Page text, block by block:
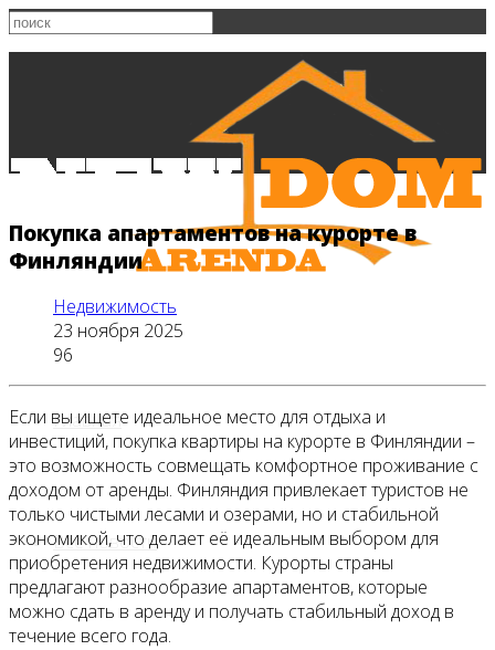
Главная
Все новости
Покупка апартаментов на курорте в
Финляндии
Недвижимость
23 ноября 2025
96
Если вы ищете идеальное место для отдыха и
инвестиций, покупка квартиры на курорте в Финляндии –
это возможность совмещать комфортное проживание с
доходом от аренды. Финляндия привлекает туристов не
только чистыми лесами и озерами, но и стабильной
экономикой, что делает её идеальным выбором для
приобретения недвижимости. Курорты страны
предлагают разнообразие апартаментов, которые
можно сдать в аренду и получать стабильный доход в
течение всего года.